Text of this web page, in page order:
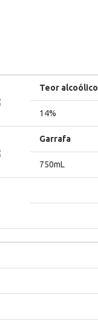
Teor alcoólico
14%
Garrafa
750mL